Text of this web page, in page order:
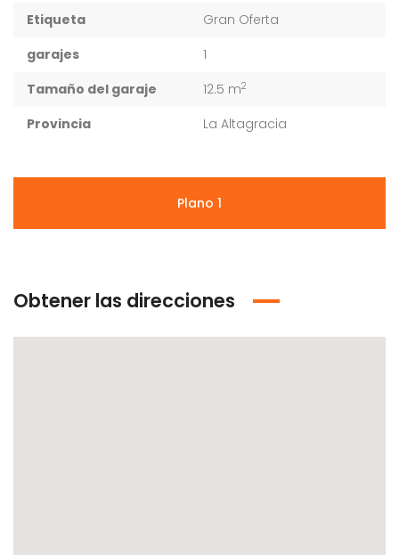
Etiqueta
Gran Oferta
garajes
1
Tamaño del garaje
12.5 m2
Provincia La Altagracia
Plano 1
Obtener las direcciones